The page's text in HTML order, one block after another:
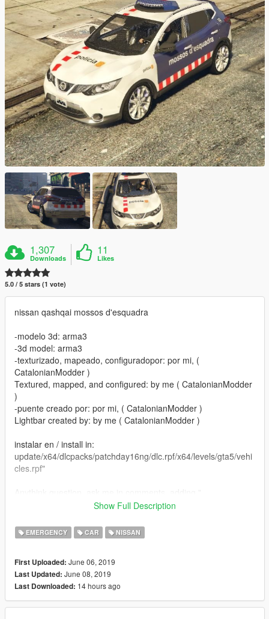
1,307
Downloads
11
Likes
5.0 / 5 stars (1 vote)
nissan qashqai mossos d'esquadra
-modelo 3d: arma3
-3d model: arma3
-texturizado, mapeado, configuradopor: por mi, (
CatalonianModder )
Textured, mapped, and configured: by me ( CatalonianModder
)
-puente creado por: por mi, ( CatalonianModder )
Lightbar created by: by me ( CatalonianModder )
instalar en / install in:
update/x64/dlcpacks/patchday16ng/dlc.rpf/x64/levels/gta5/vehi
cles.rpf"
@CatalonianModder " if you dont add this i cant see the
cualquier duda, podeis preguntarme en los comentarios,
@CatalonianModder porque sino probablemente no lo vea
Show Full Description
EMERGENCY CAR NISSAN
First Uploaded: June 06, 2019
Last Updated: June 08, 2019
Last Downloaded: 14 hours ago